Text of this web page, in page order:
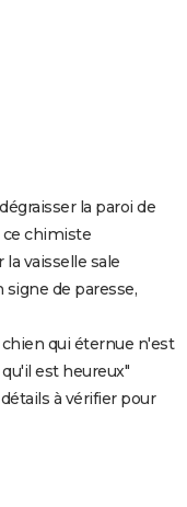
la paroi de
ce chimiste
la vaisselle sale
de paresse,
chien qui éternue n'est
est heureux"
à vérifier pour